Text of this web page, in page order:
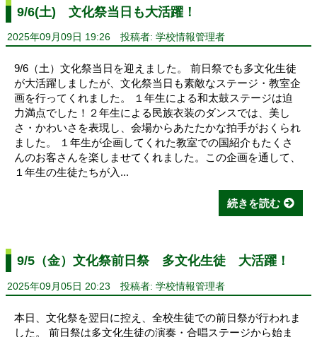
9/6(土) 文化祭当日も大活躍！
2025年09月09日 19:26 投稿者: 学校情報管理者
9/6（土）文化祭当日を迎えました。 前日祭でも多文化生徒
が大活躍しましたが、文化祭当日も素敵なステージ・教室企
画を行ってくれました。 １年生による和太鼓ステージは迫
力満点でした！２年生による民族衣装のダンスでは、美し
さ・かわいさを表現し、会場からあたたかな拍手がおくられ
ました。 １年生が企画してくれた教室での国紹介もたくさ
んのお客さんを楽しませてくれました。この企画を通して、
１年生の生徒たちが入...
続きを読む
9/5（金）文化祭前日祭 多文化生徒 大活躍！
2025年09月05日 20:23 投稿者: 学校情報管理者
本日、文化祭を翌日に控え、全校生徒での前日祭が行われま
した。 前日祭は多文化生徒の演奏・合唱ステージから始ま